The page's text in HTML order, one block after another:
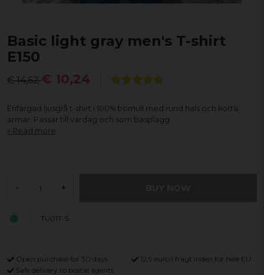
Basic light gray men's T-shirt
E150
€ 14,62€ 10,24
Enfärgad ljusgrå t-shirt i 100% bomull med rund hals och korta
ärmar. Passar till vardag och som basplagg.
Read more
- +
TU01T-5
Open purchase for 30 days
12,9 euro i fragt inden for hele EU
Safe delivery to postal agents